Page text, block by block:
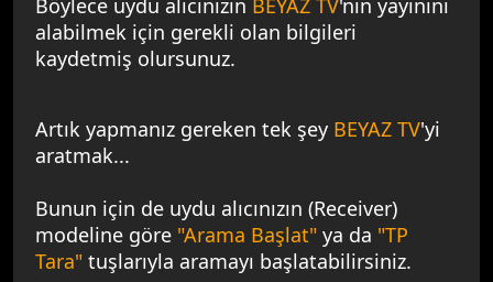
Böylece uydu alıcınızın BEYAZ TV'nin yayınını
alabilmek için gerekli olan bilgileri
kaydetmiş olursunuz.
Artık yapmanız gereken tek şey BEYAZ TV'yi
aratmak...
Bunun için de uydu alıcınızın (Receiver)
modeline göre "Arama Başlat" ya da "TP
Tara" tuşlarıyla aramayı başlatabilirsiniz.